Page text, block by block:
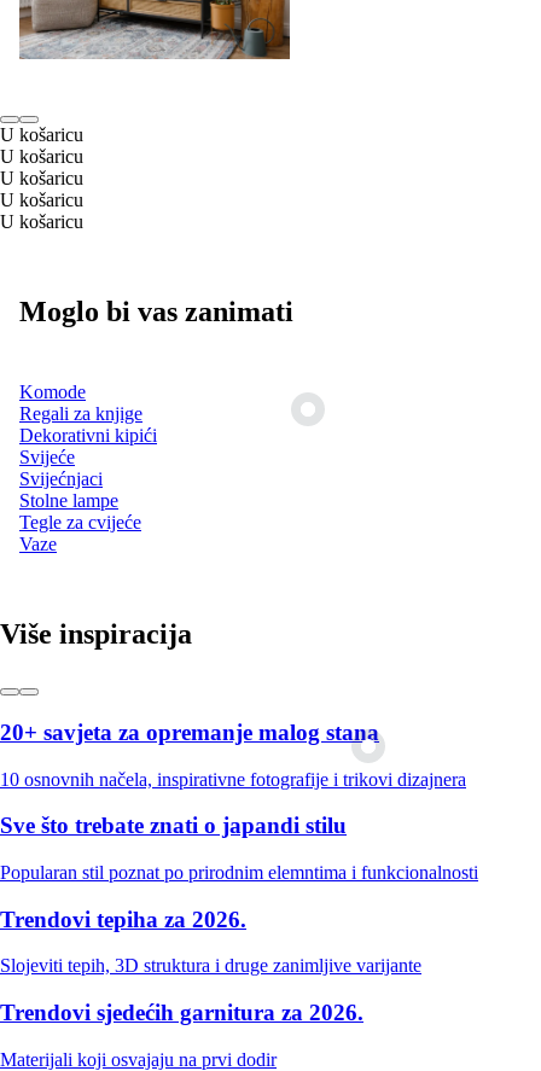
U košaricu
U košaricu
U košaricu
U košaricu
U košaricu
Moglo bi vas zanimati
Komode
Regali za knjige
Dekorativni kipići
Svijeće
Svijećnjaci
Stolne lampe
Tegle za cvijeće
Vaze
Više inspiracija
20+ savjeta za opremanje malog stana
10 osnovnih načela, inspirativne fotografije i trikovi dizajnera
Sve što trebate znati o japandi stilu
Popularan stil poznat po prirodnim elemntima i funkcionalnosti
Trendovi tepiha za 2026.
Slojeviti tepih, 3D struktura i druge zanimljive varijante
Trendovi sjedećih garnitura za 2026.
Materijali koji osvajaju na prvi dodir